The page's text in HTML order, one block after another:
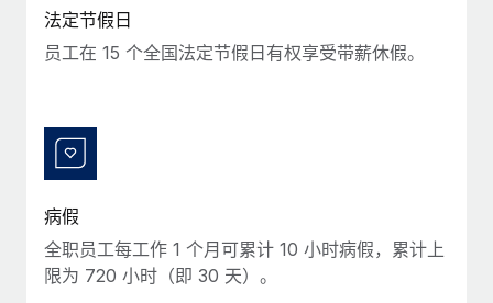
设备管理
在全球范围内配置和跟踪 IT 设备
人员调配与搬迁
福利
轻松管理员工福利
Why owned entities are key to maintaining
EOR compliance
了解更多
What a Workday global payroll implementation
actually looks like
Most teams hear "payroll implementation" and picture a
法定节假日
员工在 15 个全国法定节假日有权享受带薪休假。
病假
全职员工每工作 1 个月可累计 10 小时病假，累计上
限为 720 小时（即 30 天）。